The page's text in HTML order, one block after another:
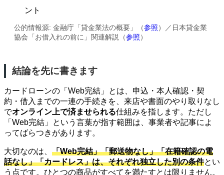
ント
公的情報源: 金融庁「貸金業法の概要」（参照）／日本貸金業
協会「お借入れの前に」関連解説（参照）
結論を先に書きます
カードローンの「Web完結」とは、申込・本人確認・契
約・借入までの一連の手続きを、来店や書面のやり取りなし
でオンライン上で済ませられる仕組みを指します。ただし
「Web完結」という言葉が指す範囲は、事業者や記事によ
ってばらつきがあります。
大切なのは、 「Web完結」「郵送物なし」「在籍確認の電
話なし」「カードレス」は、それぞれ独立した別の条件とい
う点です。ひとつの商品がすべてを満たすとは限りません。